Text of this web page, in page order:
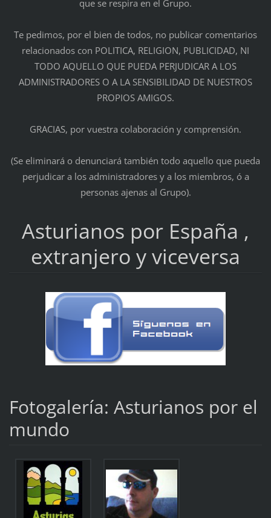
que se respira en el Grupo.
Te pedimos, por el bien de todos, no publicar comentarios
relacionados con POLITICA, RELIGION, PUBLICIDAD, NI
TODO AQUELLO QUE PUEDA PERJUDICAR A LOS
ADMINISTRADORES O A LA SENSIBILIDAD DE NUESTROS
PROPIOS AMIGOS.
GRACIAS, por vuestra colaboración y comprensión.
(Se eliminará o denunciará también todo aquello que pueda
perjudicar a los administradores y a los miembros, ó a
personas ajenas al Grupo).
Asturianos por España ,
extranjero y viceversa
Fotogalería: Asturianos por el
mundo